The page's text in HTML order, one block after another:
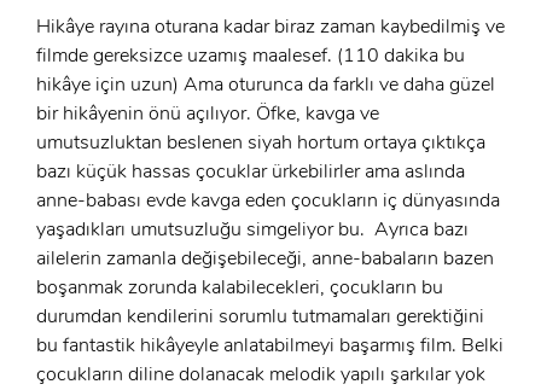
GIRIŞ
ÜYE OL
GIRIŞ
Hikâye rayına oturana kadar biraz zaman kaybedilmiş ve
filmde gereksizce uzamış maalesef. (110 dakika bu
hikâye için uzun) Ama oturunca da farklı ve daha güzel
bir hikâyenin önü açılıyor. Öfke, kavga ve
umutsuzluktan beslenen siyah hortum ortaya çıktıkça
bazı küçük hassas çocuklar ürkebilirler ama aslında
anne-babası evde kavga eden çocukların iç dünyasında
yaşadıkları umutsuzluğu simgeliyor bu. Ayrıca bazı
ailelerin zamanla değişebileceği, anne-babaların bazen
boşanmak zorunda kalabilecekleri, çocukların bu
durumdan kendilerini sorumlu tutmamaları gerektiğini
bu fantastik hikâyeyle anlatabilmeyi başarmış film. Belki
çocukların diline dolanacak melodik yapılı şarkılar yok